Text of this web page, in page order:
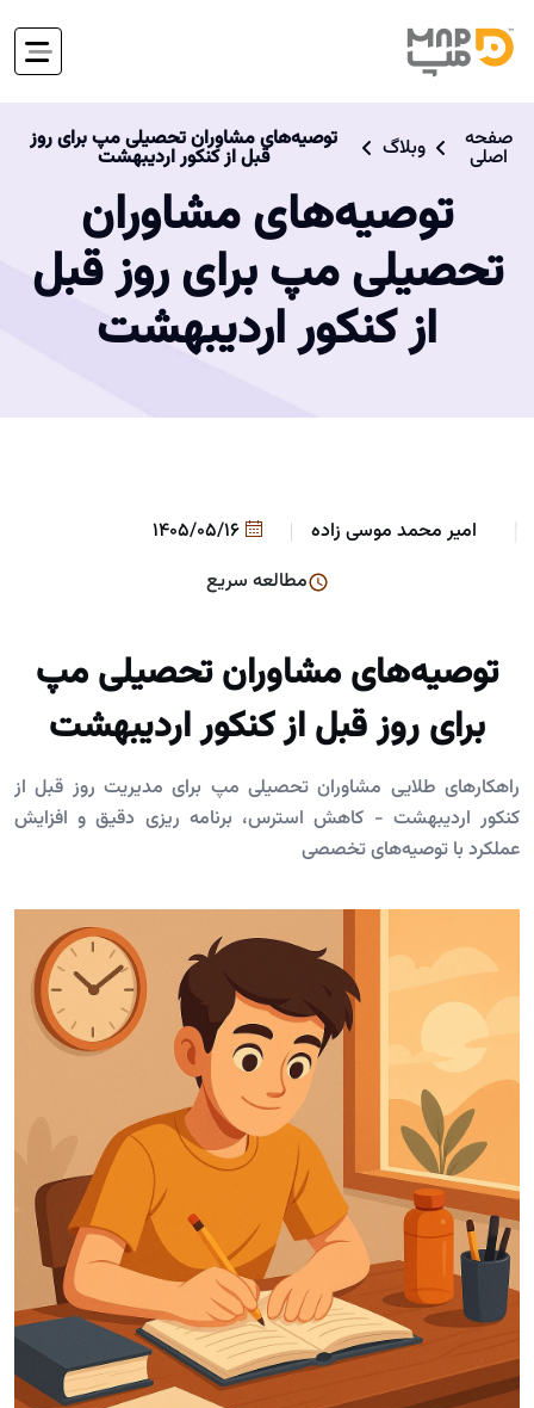
صفحه
اصلی وبلاگ توصیه‌های مشاوران تحصیلی مپ برای روز
قبل از کنکور اردیبهشت
توصیه‌های مشاوران
تحصیلی مپ برای روز قبل
از کنکور اردیبهشت
امیر محمد موسی زاده
مطالعه سریع
توصیه‌های مشاوران تحصیلی مپ
برای روز قبل از کنکور اردیبهشت
راهکارهای طلایی مشاوران تحصیلی مپ برای مدیریت روز قبل از
کنکور اردیبهشت - کاهش استرس، برنامه ریزی دقیق و افزایش
عملکرد با توصیه‌های تخصصی